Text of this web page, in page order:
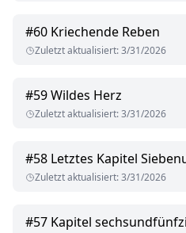
#60 Kriechende Reben
Zuletzt aktualisiert:3/31/2026
#59Wildes Herz
Zuletzt aktualisiert:3/31/2026
#58 Letztes Kapitel
Zuletzt aktualisiert:3/31/2026
#57 Kapitel